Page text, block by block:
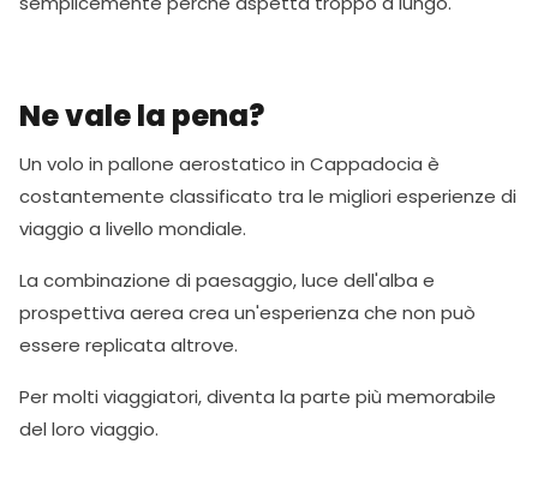
Ne vale la pena?
Un volo in pallone aerostatico in Cappadocia è
costantemente classificato tra le migliori esperienze di
viaggio a livello mondiale.
La combinazione di paesaggio, luce dell'alba e
prospettiva aerea crea un'esperienza che non può
essere replicata altrove.
Per molti viaggiatori, diventa la parte più memorabile
del loro viaggio.